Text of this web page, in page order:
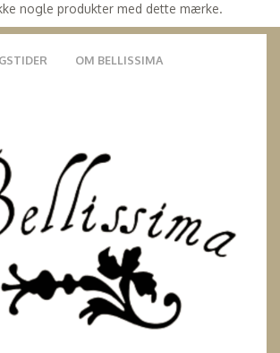
nogle produkter med dette mærke.
OM BELLISSIMA